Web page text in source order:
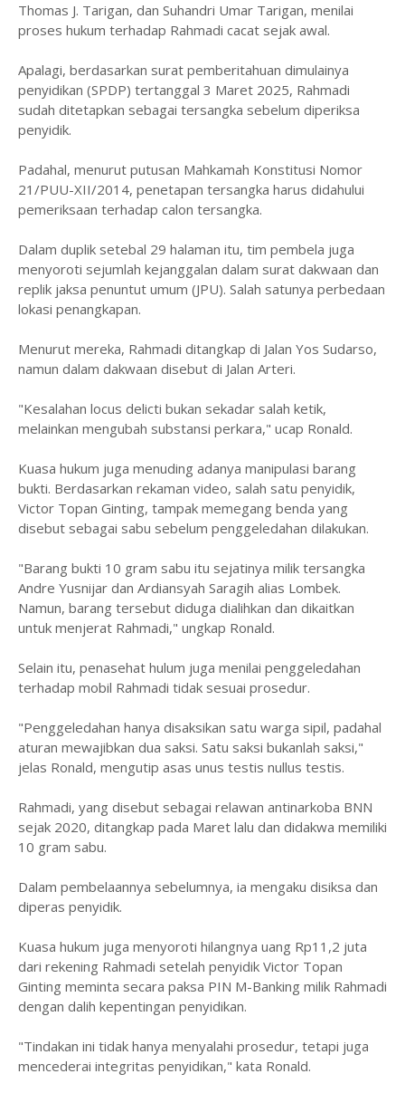
Thomas J. Tarigan, dan Suhandri Umar Tarigan, menilai
proses hukum terhadap Rahmadi cacat sejak awal.
Apalagi, berdasarkan surat pemberitahuan dimulainya
penyidikan (SPDP) tertanggal 3 Maret 2025, Rahmadi
sudah ditetapkan sebagai tersangka sebelum diperiksa
penyidik.
Padahal, menurut putusan Mahkamah Konstitusi Nomor
21/PUU-XII/2014, penetapan tersangka harus didahului
pemeriksaan terhadap calon tersangka.
Dalam duplik setebal 29 halaman itu, tim pembela juga
menyoroti sejumlah kejanggalan dalam surat dakwaan dan
replik jaksa penuntut umum (JPU). Salah satunya perbedaan
lokasi penangkapan.
Menurut mereka, Rahmadi ditangkap di Jalan Yos Sudarso,
namun dalam dakwaan disebut di Jalan Arteri.
"Kesalahan locus delicti bukan sekadar salah ketik,
melainkan mengubah substansi perkara," ucap Ronald.
Kuasa hukum juga menuding adanya manipulasi barang
bukti. Berdasarkan rekaman video, salah satu penyidik,
Victor Topan Ginting, tampak memegang benda yang
disebut sebagai sabu sebelum penggeledahan dilakukan.
"Barang bukti 10 gram sabu itu sejatinya milik tersangka
Andre Yusnijar dan Ardiansyah Saragih alias Lombek.
Namun, barang tersebut diduga dialihkan dan dikaitkan
untuk menjerat Rahmadi," ungkap Ronald.
Selain itu, penasehat hulum juga menilai penggeledahan
terhadap mobil Rahmadi tidak sesuai prosedur.
"Penggeledahan hanya disaksikan satu warga sipil, padahal
aturan mewajibkan dua saksi. Satu saksi bukanlah saksi,"
jelas Ronald, mengutip asas unus testis nullus testis.
Rahmadi, yang disebut sebagai relawan antinarkoba BNN
sejak 2020, ditangkap pada Maret lalu dan didakwa memiliki
10 gram sabu.
Dalam pembelaannya sebelumnya, ia mengaku disiksa dan
diperas penyidik.
Kuasa hukum juga menyoroti hilangnya uang Rp11,2 juta
dari rekening Rahmadi setelah penyidik Victor Topan
Ginting meminta secara paksa PIN M-Banking milik Rahmadi
dengan dalih kepentingan penyidikan.
"Tindakan ini tidak hanya menyalahi prosedur, tetapi juga
mencederai integritas penyidikan," kata Ronald.